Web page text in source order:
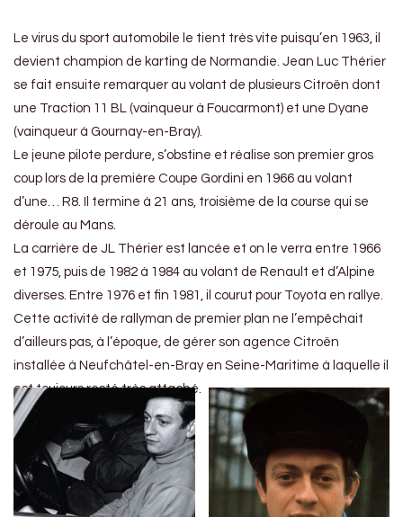
Le virus du sport automobile le tient très vite puisqu’en 1963, il
devient champion de karting de Normandie. Jean Luc Thérier
se fait ensuite remarquer au volant de plusieurs Citroën dont
une Traction 11 BL (vainqueur à Foucarmont) et une Dyane
(vainqueur à Gournay-en-Bray).
Le jeune pilote perdure, s’obstine et réalise son premier gros
coup lors de la première Coupe Gordini en 1966 au volant
d’une… R8. Il termine à 21 ans, troisième de la course qui se
déroule au Mans.
La carrière de JL Thérier est lancée et on le verra entre 1966
et 1975, puis de 1982 à 1984 au volant de Renault et d’Alpine
diverses. Entre 1976 et fin 1981, il courut pour Toyota en rallye.
Cette activité de rallyman de premier plan ne l’empêchait
d’ailleurs pas, à l’époque, de gérer son agence Citroën
installée à Neufchâtel-en-Bray en Seine-Maritime à laquelle il
est toujours resté très attaché.